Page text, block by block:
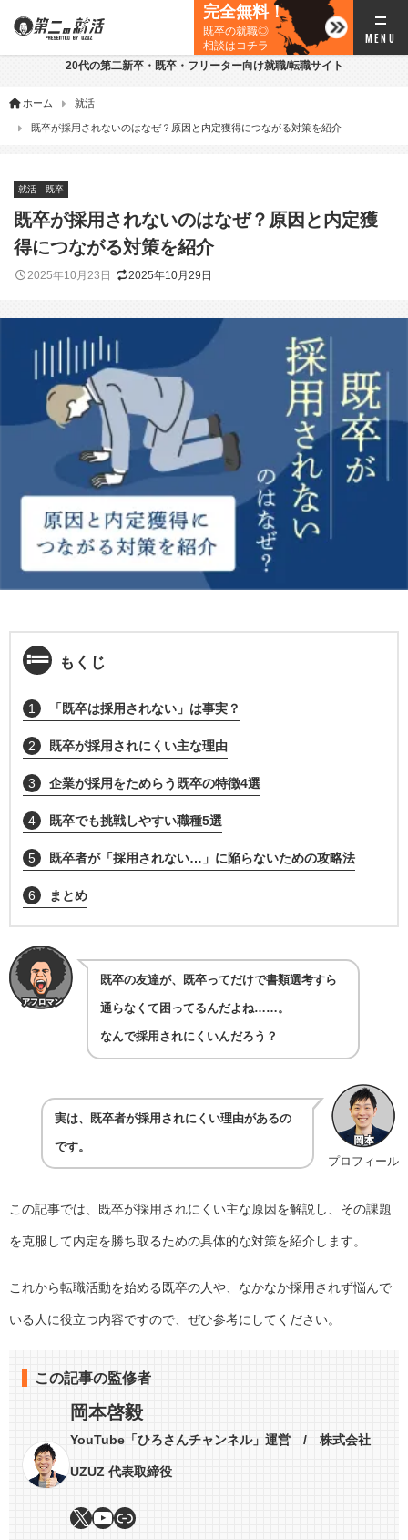
完全無料！
既卒の就職◎
相談はコチラ
20代の第二新卒・既卒・フリーター向け就職/転職サイト
ホーム 就活
既卒が採用されないのはなぜ？原因と内定獲得につながる対策を紹介
就活 既卒
既卒が採用されないのはなぜ？原因と内定獲
得につながる対策を紹介
2025年10月23日 2025年10月29日
もくじ
1 「既卒は採用されない」は事実？
2 既卒が採用されにくい主な理由
3 企業が採用をためらう既卒の特徴4選
4 既卒でも挑戦しやすい職種5選
5 既卒者が「採用されない…」に陥らないための攻略法
6 まとめ
既卒の友達が、既卒ってだけで書類選考すら
通らなくて困ってるんだよね……。
なんで採用されにくいんだろう？
プロフィール
実は、既卒者が採用されにくい理由があるの
です。
この記事では、既卒が採用されにくい主な原因を解説し、その課題
を克服して内定を勝ち取るための具体的な対策を紹介します。
これから転職活動を始める既卒の人や、なかなか採用されず悩んで
いる人に役立つ内容ですので、ぜひ参考にしてください。
この記事の監修者
岡本啓毅
YouTube「ひろさんチャンネル」運営 / 株式会社
UZUZ 代表取締役